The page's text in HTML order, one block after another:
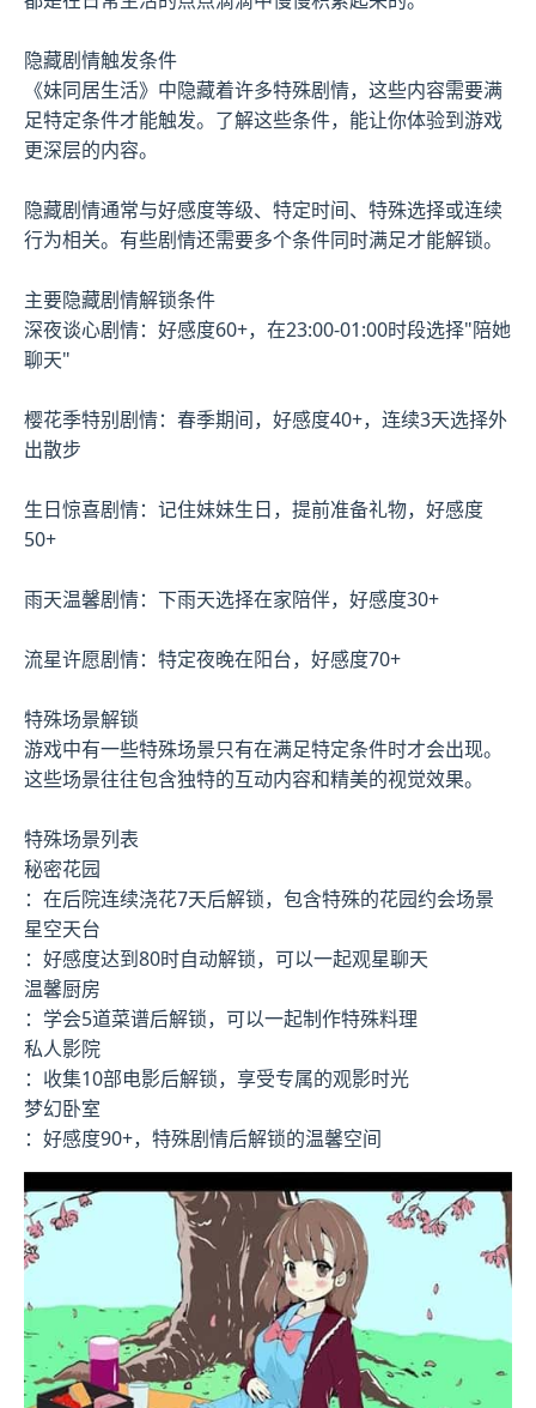
隐藏剧情触发条件
《妹同居生活》中隐藏着许多特殊剧情，这些内容需要满
足特定条件才能触发。了解这些条件，能让你体验到游戏
更深层的内容。
隐藏剧情通常与好感度等级、特定时间、特殊选择或连续
行为相关。有些剧情还需要多个条件同时满足才能解锁。
主要隐藏剧情解锁条件
深夜谈心剧情：好感度60+，在23:00-01:00时段选择"陪她
聊天"
樱花季特别剧情：春季期间，好感度40+，连续3天选择外
出散步
生日惊喜剧情：记住妹妹生日，提前准备礼物，好感度
50+
雨天温馨剧情：下雨天选择在家陪伴，好感度30+
流星许愿剧情：特定夜晚在阳台，好感度70+
特殊场景解锁
游戏中有一些特殊场景只有在满足特定条件时才会出现。
这些场景往往包含独特的互动内容和精美的视觉效果。
特殊场景列表
秘密花园
：在后院连续浇花7天后解锁，包含特殊的花园约会场景
星空天台
：好感度达到80时自动解锁，可以一起观星聊天
温馨厨房
：学会5道菜谱后解锁，可以一起制作特殊料理
私人影院
：收集10部电影后解锁，享受专属的观影时光
梦幻卧室
：好感度90+，特殊剧情后解锁的温馨空间